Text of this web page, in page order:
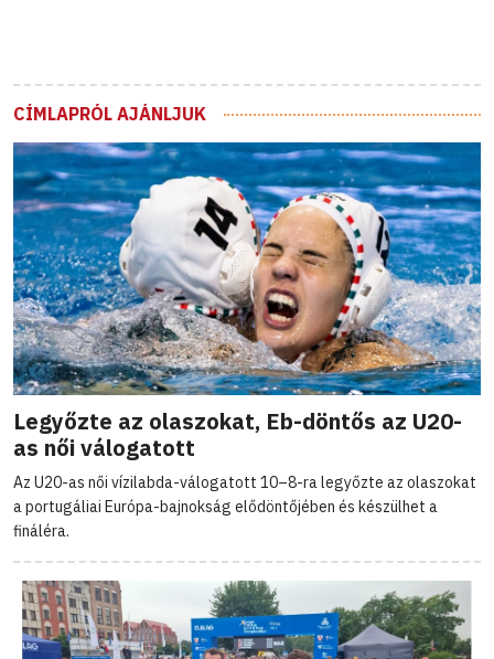
CÍMLAPRÓL AJÁNLJUK
Legyőzte az olaszokat, Eb-döntős az U20-
as női válogatott
Az U20-as női vízilabda-válogatott 10–8-ra legyőzte az olaszokat
a portugáliai Európa-bajnokság elődöntőjében és készülhet a
fináléra.